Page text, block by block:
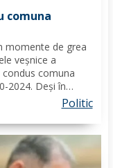
comuna
momente de grea
veșnice a
comuna
2024. Deși în
de
multă durere...
Politic